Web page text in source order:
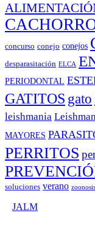
concurso conejo conejos
desparasitación ELCA
PERIODONTAL
GATITOS gato
leishmania
MAYORES
PERRITOS
soluciones verano zoonosis
JALM